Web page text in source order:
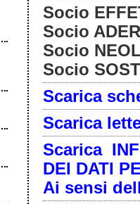
Socio
Socio
Socio
Socio
Scarica
Scarica
Scarica
DEI DATI
Ai sensi